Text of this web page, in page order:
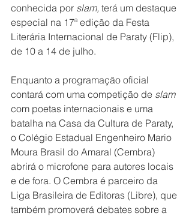
conhecida por slam, terá um destaque
especial na 17ª edição da Festa
Literária Internacional de Paraty (Flip),
de 10 a 14 de julho.
Enquanto a programação oficial
contará com uma competição de slam
com poetas internacionais e uma
batalha na Casa da Cultura de Paraty,
o Colégio Estadual Engenheiro Mario
Moura Brasil do Amaral (Cembra)
abrirá o microfone para autores locais
e de fora. O Cembra é parceiro da
Liga Brasileira de Editoras (Libre), que
também promoverá debates sobre a